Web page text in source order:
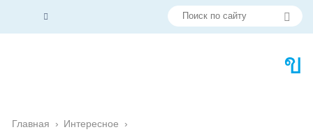
Главная › Интересное ›